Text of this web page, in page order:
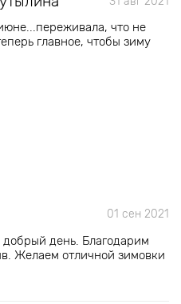
что не
главное, чтобы зиму
01 сен 2021
день. Благодарим
Желаем отличной зимовки